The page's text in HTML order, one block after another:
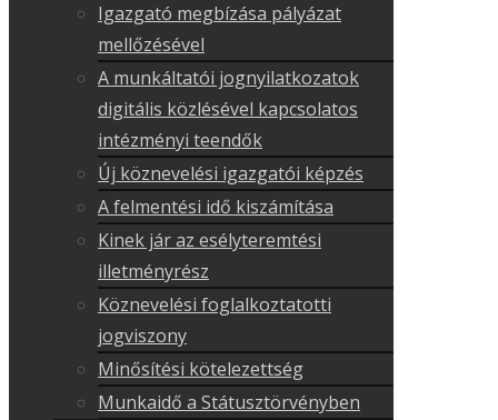
Igazgató megbízása pályázat
mellőzésével
A munkáltatói jognyilatkozatok
digitális közlésével kapcsolatos
intézményi teendők
Új köznevelési igazgatói képzés
A felmentési idő kiszámítása
Kinek jár az esélyteremtési
illetményrész
Köznevelési foglalkoztatotti
jogviszony
Minősítési kötelezettség
Munkaidő a Státusztörvényben